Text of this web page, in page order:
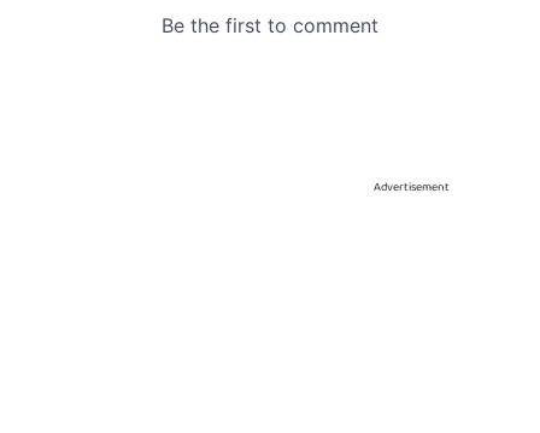
Advertisement